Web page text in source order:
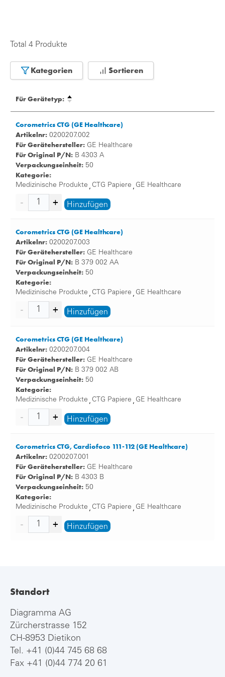
Total 4 Produkte
Kategorien Sortieren
Für Gerätetyp:
Corometrics CTG (GE Healthcare)
Artikelnr: 0200207.002
Für Gerätehersteller: GE Healthcare
Für Original P/N: B 4303 A
Verpackungseinheit: 50
Kategorie:
Medizinische Produkte , CTG Papiere , GE Healthcare
Hinzufügen
Corometrics CTG (GE Healthcare)
Artikelnr: 0200207.003
Für Gerätehersteller: GE Healthcare
Für Original P/N: B 379 002 AA
Verpackungseinheit: 50
Kategorie:
Medizinische Produkte , CTG Papiere , GE Healthcare
Hinzufügen
Corometrics CTG (GE Healthcare)
Artikelnr: 0200207.004
Für Gerätehersteller: GE Healthcare
Für Original P/N: B 379 002 AB
Verpackungseinheit: 50
Kategorie:
Medizinische Produkte , CTG Papiere , GE Healthcare
Hinzufügen
Corometrics CTG, Cardiofoco 111-112 (GE Healthcare)
Artikelnr: 0200207.001
Für Gerätehersteller: GE Healthcare
Für Original P/N: B 4303 B
Verpackungseinheit: 50
Kategorie:
Medizinische Produkte , CTG Papiere , GE Healthcare
Hinzufügen
Standort
Diagramma AG
Zürcherstrasse 152
CH-8953 Dietikon
Tel. +41 (0)44 745 68 68
Fax +41 (0)44 774 20 61